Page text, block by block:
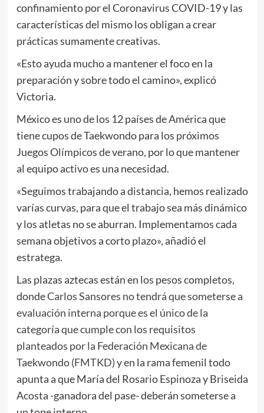
confinamiento por el Coronavirus COVID-19 y las
características del mismo los obligan a crear
prácticas sumamente creativas.
«Esto ayuda mucho a mantener el foco en la
preparación y sobre todo el camino», explicó
Victoria.
México es uno de los 12 países de América que
tiene cupos de Taekwondo para los próximos
Juegos Olímpicos de verano, por lo que mantener
al equipo activo es una necesidad.
«Seguimos trabajando a distancia, hemos realizado
varías curvas, para que el trabajo sea más dinámico
y los atletas no se aburran. Implementamos cada
semana objetivos a corto plazo», añadió el
estratega.
Las plazas aztecas están en los pesos completos,
dondeCarlos Sansores no tendrá que someterse a
evaluación interna porque es el único de la
categoría que cumple con los requisitos
planteados por la Federación Mexicana de
Taekwondo (FMTKD)y en la rama femenil todo
apunta a que María del Rosario Espinoza y Briseida
Acosta -ganadora del pase- deberán someterse a